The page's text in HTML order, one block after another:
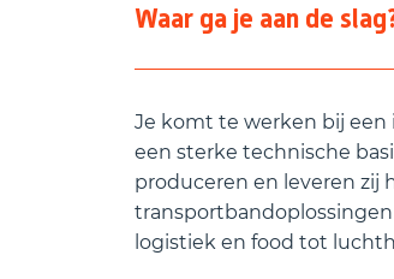
Waar ga je aan de
Je komt te werken bij
een sterke technische
produceren en leveren zij
logistiek en food tot